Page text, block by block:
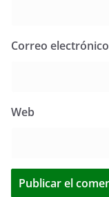
Correo electrónico
Web